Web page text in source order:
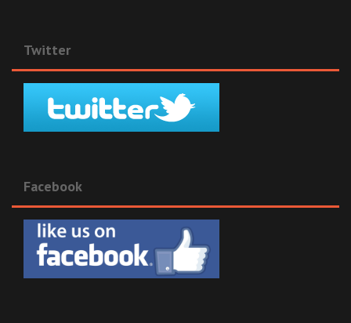
Twitter
Facebook